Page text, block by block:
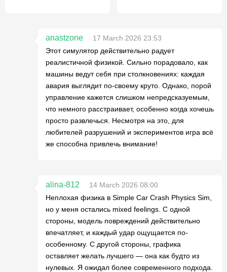
anastzone
17 March 2026 23:53
Этот симулятор действительно радует
реалистичной физикой. Сильно порадовало, как
машины ведут себя при столкновениях: каждая
авария выглядит по-своему круто. Однако, порой
управление кажется слишком непредсказуемым,
что немного расстраивает, особенно когда хочешь
просто развлечься. Несмотря на это, для
любителей разрушений и экспериментов игра всё
же способна привлечь внимание!
alina-812
14 March 2026 08:00
Неплохая физика в Simple Car Crash Physics Sim,
но у меня остались mixed feelings. С одной
стороны, модель повреждений действительно
впечатляет, и каждый удар ощущается по-
особенному. С другой стороны, графика
оставляет желать лучшего — она как будто из
нулевых. Я ожидал более современного подхода.